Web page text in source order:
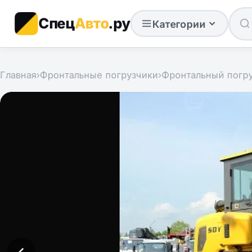
СпецАвто.ру Категории
Главная›Фронтальные погрузчики›Фронтальный